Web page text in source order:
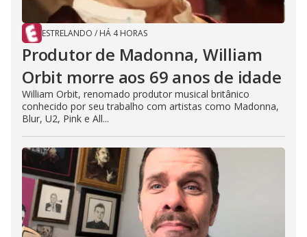
ESTRELANDO / HÁ 4 HORAS
Produtor de Madonna, William
Orbit morre aos 69 anos de idade
William Orbit, renomado produtor musical britânico
conhecido por seu trabalho com artistas como Madonna,
Blur, U2, Pink e All...